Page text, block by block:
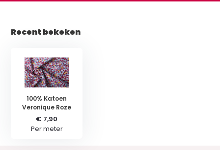
Recent bekeken
100% Katoen
Veronique Roze
€ 7,90
Per meter